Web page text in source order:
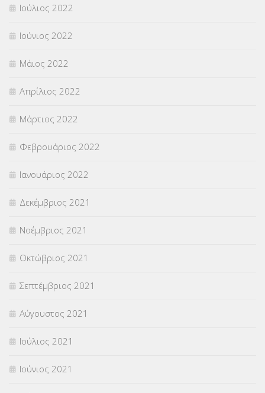
Ιούλιος 2022
Ιούνιος 2022
Μάιος 2022
Απρίλιος 2022
Μάρτιος 2022
Φεβρουάριος 2022
Ιανουάριος 2022
Δεκέμβριος 2021
Νοέμβριος 2021
Οκτώβριος 2021
Σεπτέμβριος 2021
Αύγουστος 2021
Ιούλιος 2021
Ιούνιος 2021